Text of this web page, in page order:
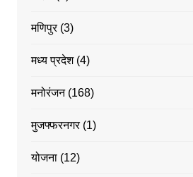
मणिपुर(3)
मध्य प्रदेश(4)
मनोरंजन(168)
मुजफ्फरनगर(1)
योजना(12)